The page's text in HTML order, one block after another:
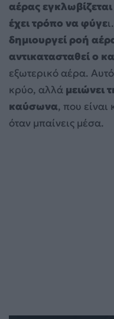
αέρας
έχει τρόπο να φύγε
δημιουργεί ροή
αντικατασταθεί ο
εξωτερικό αέρα.
κρύο, αλλά μειώνει
καύσωνα, που είναι
όταν μπαίνεις μέσα.